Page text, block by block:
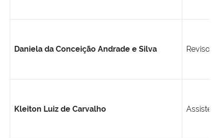
Daniela da Conceição Andrade e Silva
Kleiton Luiz de Carvalho